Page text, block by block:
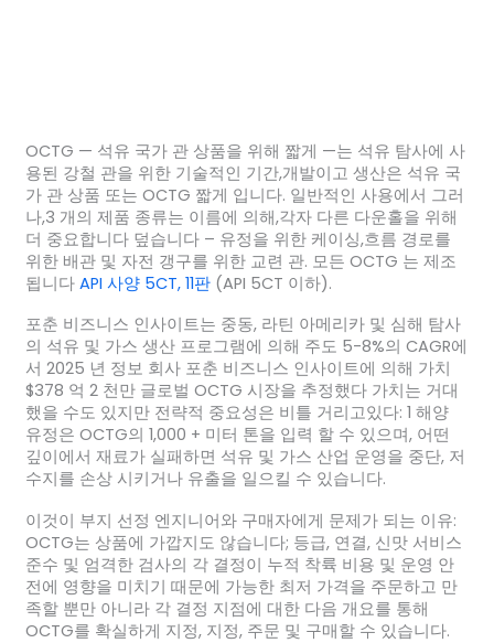
OCTG — 석유 국가 관 상품을 위해 짧게 —는 석유 탐사에 사
용된 강철 관을 위한 기술적인 기간,개발이고 생산은 석유 국
가 관 상품 또는 OCTG 짧게 입니다. 일반적인 사용에서 그러
나,3 개의 제품 종류는 이름에 의해,각자 다른 다운홀을 위해
더 중요합니다 덮습니다 – 유정을 위한 케이싱,흐름 경로를
위한 배관 및 자전 갱구를 위한 교련 관. 모든 OCTG 는 제조
됩니다 API 사양 5CT, 11판(API 5CT 이하).
포춘 비즈니스 인사이트는 중동, 라틴 아메리카 및 심해 탐사
의 석유 및 가스 생산 프로그램에 의해 주도 5-8%의 CAGR에
서 2025 년 정보 회사 포춘 비즈니스 인사이트에 의해 가치
$378 억 2 천만 글로벌 OCTG 시장을 추정했다 가치는 거대
했을 수도 있지만 전략적 중요성은 비틀 거리고있다: 1 해양
유정은 OCTG의 1,000 + 미터 톤을 입력 할 수 있으며, 어떤
깊이에서 재료가 실패하면 석유 및 가스 산업 운영을 중단, 저
수지를 손상 시키거나 유출을 일으킬 수 있습니다.
이것이 부지 선정 엔지니어와 구매자에게 문제가 되는 이유:
OCTG는 상품에 가깝지도 않습니다; 등급, 연결, 신맛 서비스
준수 및 엄격한 검사의 각 결정이 누적 착륙 비용 및 운영 안
전에 영향을 미치기 때문에 가능한 최저 가격을 주문하고 만
족할 뿐만 아니라 각 결정 지점에 대한 다음 개요를 통해
OCTG를 확실하게 지정, 지정, 주문 및 구매할 수 있습니다.